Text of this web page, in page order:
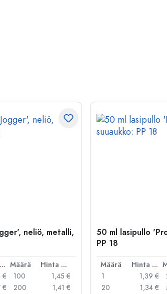
neliö, metalli,
Hinta per kpl Määrä
Hinta per kpl
€
€
100
1,45 €
200
1,41 €
50 ml lasipullo
PP 18
Määrä Hinta per kpl
1
1,39 €
20
1,34 €